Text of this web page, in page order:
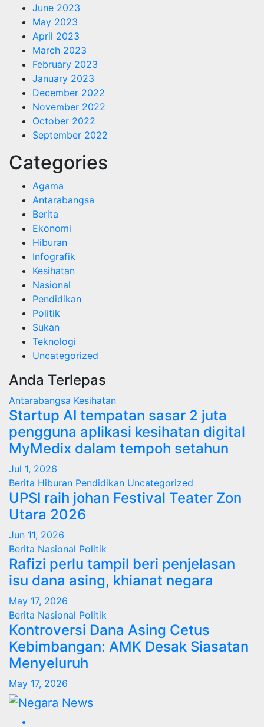
June 2023
May 2023
April 2023
March 2023
February 2023
January 2023
December 2022
November 2022
October 2022
September 2022
Categories
Agama
Antarabangsa
Berita
Ekonomi
Hiburan
Infografik
Kesihatan
Nasional
Pendidikan
Politik
Sukan
Teknologi
Uncategorized
Anda Terlepas
Antarabangsa Kesihatan
Startup AI tempatan sasar 2 juta
pengguna aplikasi kesihatan digital
MyMedix dalam tempoh setahun
Jul 1, 2026
Berita Hiburan Pendidikan Uncategorized
UPSI raih johan Festival Teater Zon
Utara 2026
Jun 11, 2026
Berita Nasional Politik
Rafizi perlu tampil beri penjelasan
isu dana asing, khianat negara
May 17, 2026
Berita Nasional Politik
Kontroversi Dana Asing Cetus
Kebimbangan: AMK Desak Siasatan
Menyeluruh
May 17, 2026